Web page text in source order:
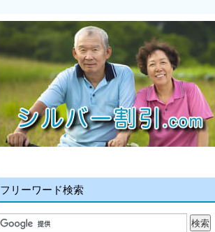
フリーワード検索